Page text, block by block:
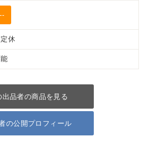
--
休
出品者の商品を見る
の公開プロフィール